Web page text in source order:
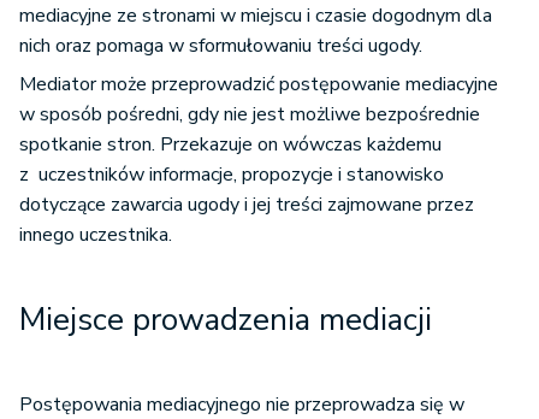
mediacyjne ze stronami w miejscu i czasie dogodnym dla
nich oraz pomaga w sformułowaniu treści ugody.
Mediator może przeprowadzić postępowanie mediacyjne
w sposób pośredni, gdy nie jest możliwe bezpośrednie
spotkanie stron. Przekazuje on wówczas każdemu
z uczestników informacje, propozycje i stanowisko
dotyczące zawarcia ugody i jej treści zajmowane przez
innego uczestnika.
Miejsce prowadzenia mediacji
Postępowania mediacyjnego nie przeprowadza się w